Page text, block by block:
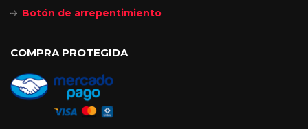
Botón de arrepentimiento
COMPRA PROTEGIDA